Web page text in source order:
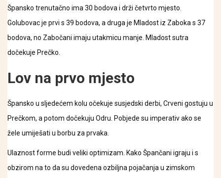
Špansko trenutačno ima 30 bodova i drži četvrto mjesto.
Golubovac je prvi s 39 bodova, a druga je Mladost iz Zaboka s 37
bodova, no Zabočani imaju utakmicu manje. Mladost sutra
dočekuje Prečko.
Lov na prvo mjesto
Špansko u sljedećem kolu očekuje susjedski derbi, Crveni gostuju u
Prečkom, a potom dočekuju Odru. Pobjede su imperativ ako se
žele umiješati u borbu za prvaka.
Ulaznost forme budi veliki optimizam. Kako Špančani igraju i s
obzirom na to da su dovedena ozbiljna pojačanja u zimskom